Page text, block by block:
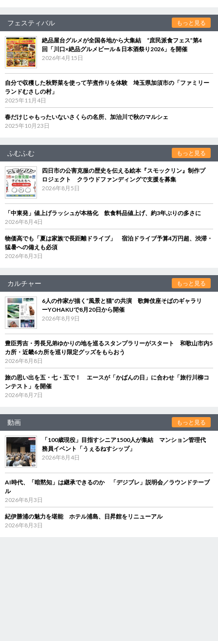
フェスティバル もっと見る
絶品屋台グルメが全国各地から大集結 “庶民派食フェス”第4
回「川口×絶品グルメビール＆日本酒祭り2026」を開催
2026年4月15日
自分で収穫した秋野菜を使って芋煮作りを体験 埼玉県加須市の「ファミリー
ランドむさしの村」
2025年11月4日
春だけじゃもったいないさくらの名所、加治川で秋のマルシェ
2025年10月23日
ふむふむ もっと見る
四日市の公害克服の歴史を伝える絵本『スモックリン』制作プ
ロジェクト クラウドファンディングで支援を募集
2026年8月5日
「中東発」値上げラッシュが本格化 飲食料品値上げ、約3年ぶりの多さに
2026年8月4日
物価高でも「夏は家族で長距離ドライブ」 宿泊ドライブ予算4万円超、渋滞・
猛暑への備えも必須
2026年8月3日
カルチャー もっと見る
6人の作家が描く“風景と猫”の共演 歌舞伎座そばのギャラリ
ーYOHAKUで8月20日から開催
2026年8月9日
豊臣秀吉・秀長兄弟ゆかりの地を巡るスタンプラリーがスタート 和歌山市内5
カ所・近畿6カ所を巡り限定グッズをもらおう
2026年8月8日
旅の思い出を五・七・五で！ エースが「かばんの日」に合わせ「旅行川柳コ
ンテスト」を開催
2026年8月7日
動画 もっと見る
「100歳現役」目指すシニア1500人が集結 マンション管理代
務員イベント「うぇるねすシップ」
2026年8月4日
AI時代、「暗黙知」は継承できるのか 「デジブレ」説明会／ラウンドテーブ
ル
2026年8月3日
紀伊勝浦の魅力を堪能 ホテル浦島、日昇館をリニューアル
2026年8月3日